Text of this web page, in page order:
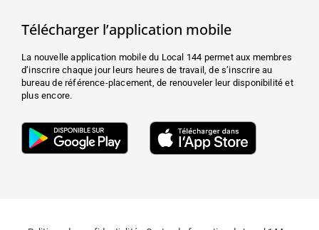
Télécharger l’application mobile
La nouvelle application mobile du Local 144 permet aux membres
d’inscrire chaque jour leurs heures de travail, de s’inscrire au
bureau de référence-placement, de renouveler leur disponibilité et
plus encore.